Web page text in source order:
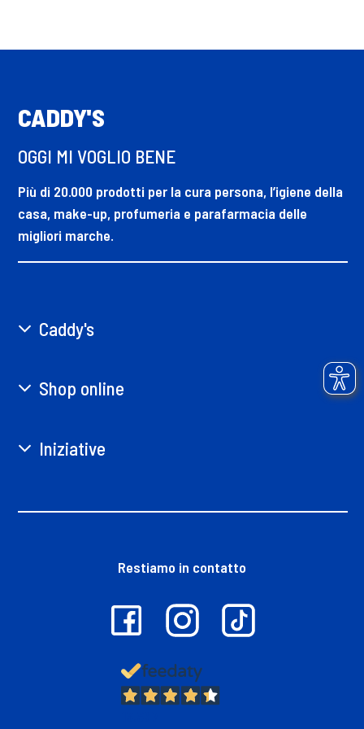
CADDY'S
OGGI MI VOGLIO BENE
Più di 20.000 prodotti per la cura persona, l’igiene della
casa, make-up, profumeria e parafarmacia delle
migliori marche.
Caddy's
Shop online
Iniziative
Restiamo in contatto